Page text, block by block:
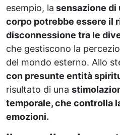
esempio, la sensazione di
corpo potrebbe essere il
disconnessione tra le
che gestiscono la
del mondo esterno. Allo
con presunte entità
risultato di una
temporale, che controlla
emozioni.